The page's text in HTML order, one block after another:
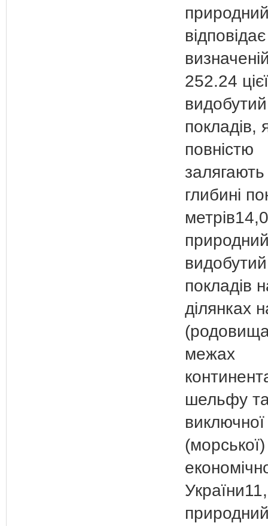
252.24
покладів,
повністю
глибині
покладів
ділянках
межах
шельфу
виключної
(морської)